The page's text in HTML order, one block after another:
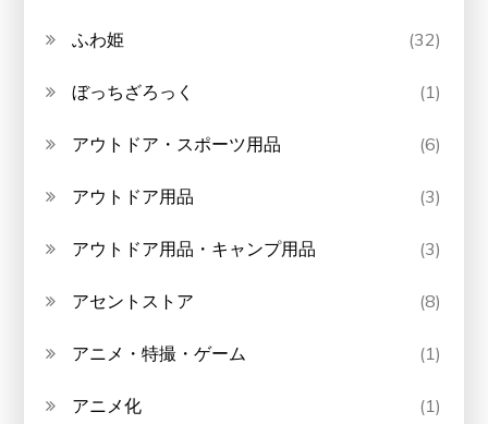
ふわ姫 (32)
ぼっちざろっく (1)
アウトドア・スポーツ用品 (6)
アウトドア用品 (3)
アウトドア用品・キャンプ用品 (3)
アセントストア (8)
アニメ・特撮・ゲーム (1)
アニメ化 (1)